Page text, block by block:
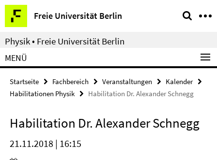
Springe
direkt
zu
Inhalt
Freie Universität Berlin
Service-
Navigation
Physik • Freie Universität Berlin
MENÜ
Startseite Fachbereich Veranstaltungen
Kalender
Habilitationen Physik
Habilitation Dr. Alexander Schnegg
Habilitation Dr. Alexander Schnegg
21.11.2018 | 16:15